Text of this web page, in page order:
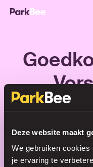
Deze website maakt
We gebruiken cookies
je ervaring te
Regel je